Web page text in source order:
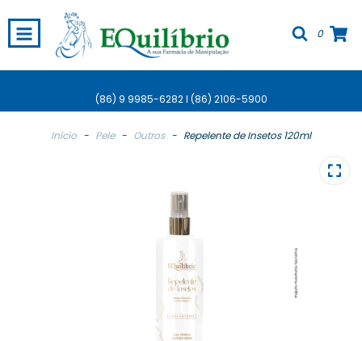
0
(86) 9 9985-6282 I (86) 2106-5900
Início - Pele - Outros - Repelente de Insetos 120ml